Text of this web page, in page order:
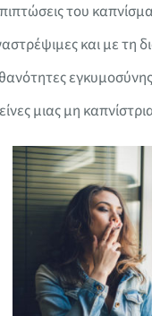
του
και με τη
εγκυμοσύνης
μιας μη